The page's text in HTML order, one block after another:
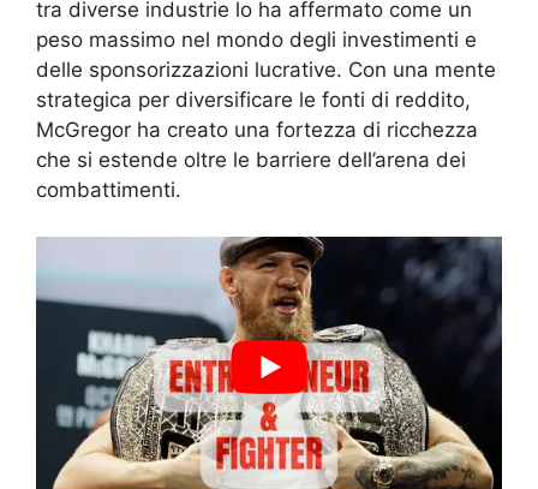
tra diverse industrie lo ha affermato come un
peso massimo nel mondo degli investimenti e
delle sponsorizzazioni lucrative. Con una mente
strategica per diversificare le fonti di reddito,
McGregor ha creato una fortezza di ricchezza
che si estende oltre le barriere dell’arena dei
combattimenti.